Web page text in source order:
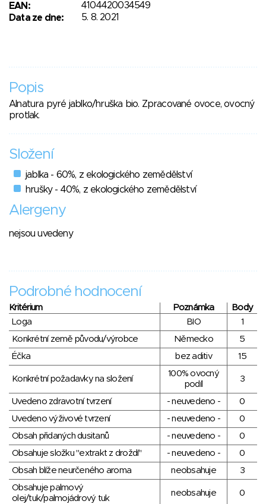
EAN:
4104420034549
Data ze dne:
5. 8. 2021
Popis
Alnatura pyré jablko/hruška bio. Zpracované ovoce, ovocný
protlak.
Složení
jablka - 60%, z ekologického zemědělství
hrušky - 40%, z ekologického zemědělství
Alergeny
nejsou uvedeny
Podrobné hodnocení
Kritérium Poznámka
Body
Loga
BIO
1
Konkrétní země původu/výrobce
Německo
5
Éčka
bez aditiv 15
Konkrétní požadavky na složení
100% ovocný
podíl
3
Uvedeno zdravotní tvrzení - neuvedeno -
0
Uvedeno výživové tvrzení
- neuvedeno -
0
Obsah přidaných dusitanů
- neuvedeno -
0
Obsahuje složku "extrakt z droždí"
- neuvedeno -
0
Obsah blíže neurčeného aroma
neobsahuje
3
Obsahuje palmový
olej/tuk/palmojádrový tuk
neobsahuje 0